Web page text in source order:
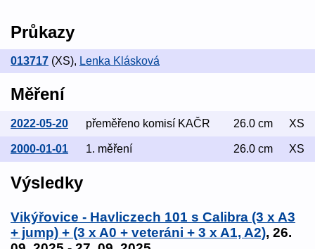
Průkazy
013717 (XS), Lenka Klásková
Měření
2022-05-20 přeměřeno komisí KAČR 26.0 cm XS
2000-01-01 1. měření 26.0 cm XS
Výsledky
Vikýřovice - Havliczech 101 s Calibra (3 x A3
+ jump) + (3 x A0 + veteráni + 3 x A1, A2), 26.